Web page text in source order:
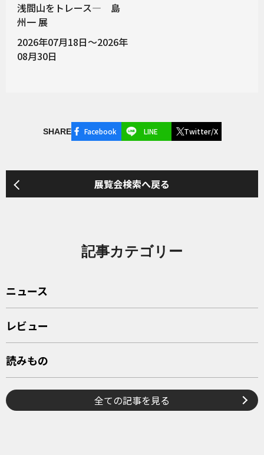
浅間山をトレース― 島
州一 展
2026年07月18日～2026年
08月30日
SHARE Facebook LINE Twitter/X
展覧会検索へ戻る
記事カテゴリー
ニュース
レビュー
読みもの
全ての記事を見る